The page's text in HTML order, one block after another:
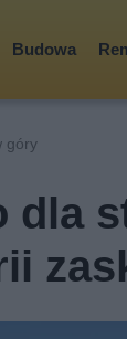
Budowa
góry
dla